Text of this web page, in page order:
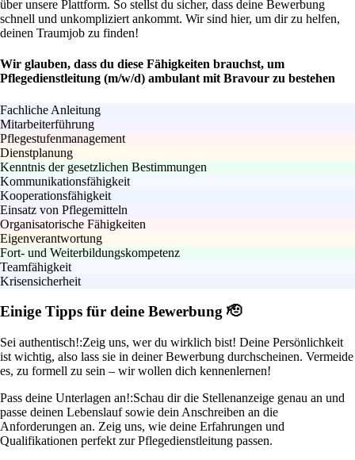
über unsere Plattform. So stellst du sicher, dass deine Bewerbung
schnell und unkompliziert ankommt. Wir sind hier, um dir zu helfen,
deinen Traumjob zu finden!
Wir glauben, dass du diese Fähigkeiten brauchst, um
Pflegedienstleitung (m/w/d) ambulant mit Bravour zu bestehen
Fachliche Anleitung
Mitarbeiterführung
Pflegestufenmanagement
Dienstplanung
Kenntnis der gesetzlichen Bestimmungen
Kommunikationsfähigkeit
Kooperationsfähigkeit
Einsatz von Pflegemitteln
Organisatorische Fähigkeiten
Eigenverantwortung
Fort- und Weiterbildungskompetenz
Teamfähigkeit
Krisensicherheit
Einige Tipps für deine Bewerbung 🫡
Sei authentisch!:Zeig uns, wer du wirklich bist! Deine Persönlichkeit
ist wichtig, also lass sie in deiner Bewerbung durchscheinen. Vermeide
es, zu formell zu sein – wir wollen dich kennenlernen!
Pass deine Unterlagen an!:Schau dir die Stellenanzeige genau an und
passe deinen Lebenslauf sowie dein Anschreiben an die
Anforderungen an. Zeig uns, wie deine Erfahrungen und
Qualifikationen perfekt zur Pflegedienstleitung passen.